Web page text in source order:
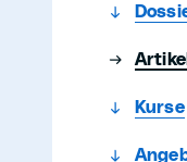
Artikel
Kurse